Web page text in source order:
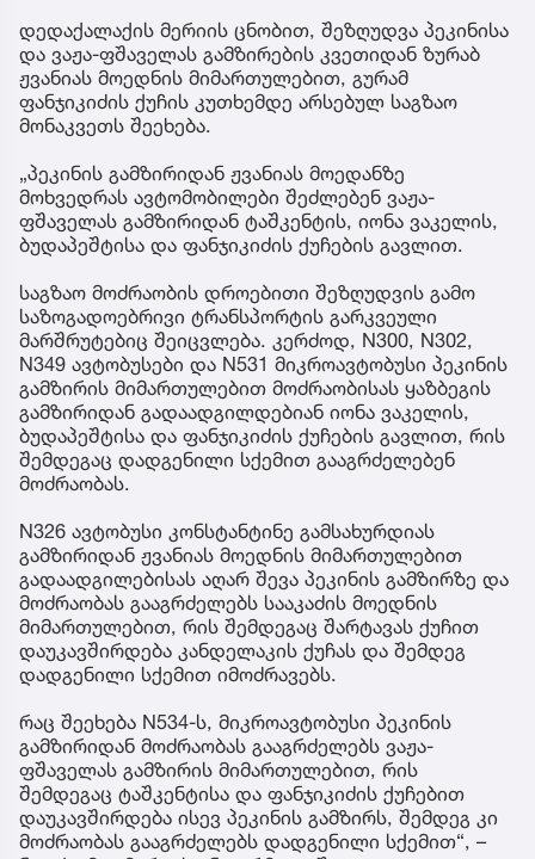
დედაქალაქის მერიის ცნობით, შეზღუდვა პეკინისა
და ვაჟა-ფშაველას გამზირების კვეთიდან ზურაბ
ჟვანიას მოედნის მიმართულებით, გურამ
ფანჯიკიძის ქუჩის კუთხემდე არსებულ საგზაო
მონაკვეთს შეეხება.
„პეკინის გამზირიდან ჟვანიას მოედანზე
მოხვედრას ავტომობილები შეძლებენ ვაჟა-
ფშაველას გამზირიდან ტაშკენტის, იონა ვაკელის,
ბუდაპეშტისა და ფანჯიკიძის ქუჩების გავლით.
საგზაო მოძრაობის დროებითი შეზღუდვის გამო
საზოგადოებრივი ტრანსპორტის გარკვეული
მარშრუტებიც შეიცვლება. კერძოდ, N300, N302,
N349 ავტობუსები და N531 მიკროავტობუსი პეკინის
გამზირის მიმართულებით მოძრაობისას ყაზბეგის
გამზირიდან გადაადგილდებიან იონა ვაკელის,
ბუდაპეშტისა და ფანჯიკიძის ქუჩების გავლით, რის
შემდეგაც დადგენილი სქემით გააგრძელებენ
მოძრაობას.
N326 ავტობუსი კონსტანტინე გამსახურდიას
გამზირიდან ჟვანიას მოედნის მიმართულებით
გადაადგილებისას აღარ შევა პეკინის გამზირზე და
მოძრაობას გააგრძელებს სააკაძის მოედნის
მიმართულებით, რის შემდეგაც შარტავას ქუჩით
დაუკავშირდება კანდელაკის ქუჩას და შემდეგ
დადგენილი სქემით იმოძრავებს.
რაც შეეხება N534-ს, მიკროავტობუსი პეკინის
გამზირიდან მოძრაობას გააგრძელებს ვაჟა-
ფშაველას გამზირის მიმართულებით, რის
შემდეგაც ტაშკენტისა და ფანჯიკიძის ქუჩებით
დაუკავშირდება ისევ პეკინის გამზირს, შემდეგ კი
მოძრაობას გააგრძელებს დადგენილი სქემით“, –